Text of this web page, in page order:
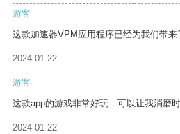
游客
这款加速器VPM应用程序已经为我们带来
2024-01-22
游客
这款app的游戏非常好玩，可以让我消磨时
2024-01-22